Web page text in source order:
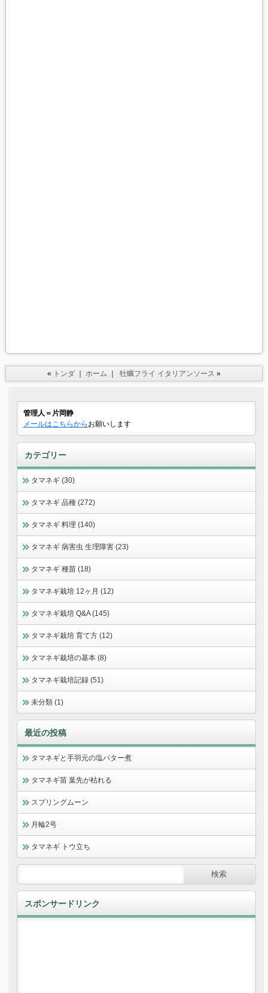
« トンダ｜ ホーム 牡蠣フライ イタリアンソース »
管理人＝片岡静
メールはこちらから お願いします
カテゴリー
タマネギ (30)
タマネギ 品種 (272)
タマネギ 料理 (140)
タマネギ 病害虫 生理障害 (23)
タマネギ 種苗 (18)
タマネギ栽培 12ヶ月 (12)
タマネギ栽培 Q&A (145)
タマネギ栽培 育て方 (12)
タマネギ栽培の基本 (8)
タマネギ栽培記録 (51)
未分類 (1)
最近の投稿
タマネギと手羽元の塩バター煮
タマネギ苗 葉先が枯れる
スプリングムーン
月輪2号
タマネギ トウ立ち
スポンサードリンク